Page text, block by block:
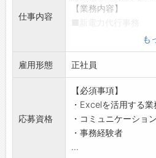
仕事内容
【業務内容】
・顧客である新電力
行及び入金確認、契
等をして頂きます。
・申し込み情報の確
続き
・お客様の契約内容
・検針データの取込
請求書作成。
・お客様宛に請求書
も
雇用形態 正社員
応募資格
【必須事項】
・Excelを活用する業
・コミュニケーショ
・事務経験者
...